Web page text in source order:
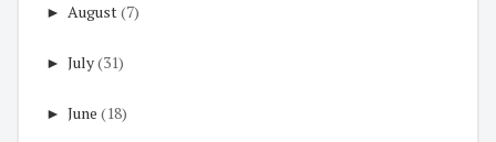
► August(7)
► July(31)
► June (18)